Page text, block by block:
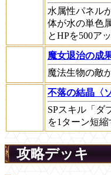
水属性パネル
体が水の単色
とHPを500ア
魔女退治の成
魔法生物の敵
不落の結晶〈
SPスキル「ダ
を1ターン短縮
攻略デッキ